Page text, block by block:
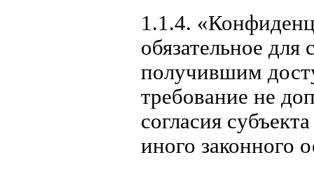
1.1.4.
обязательное
получившим
требование не
согласия
иного законного